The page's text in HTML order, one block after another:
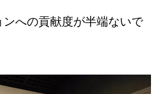
への貢献度が半端ないで